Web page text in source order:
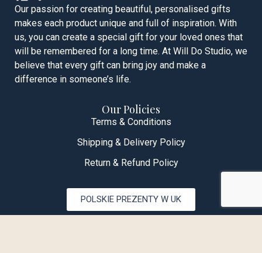
Our passion for creating beautiful, personalised gifts
makes each product unique and full of inspiration. With
us, you can create a special gift for your loved ones that
will be remembered for a long time. At Will Do Studio, we
believe that every gift can bring joy and make a
difference in someone’s life.
Our Policies
Terms & Conditions
Shipping & Delivery Policy
Return & Refund Policy
POLSKIE PREZENTY W UK